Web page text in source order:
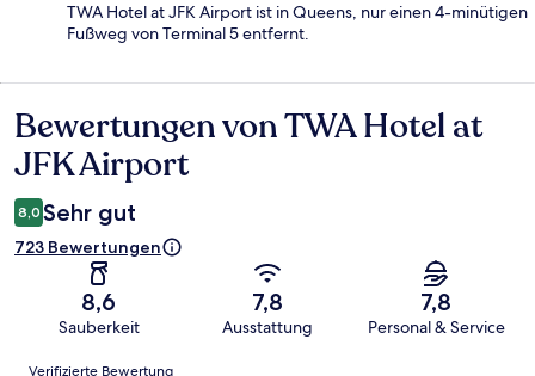
TWA Hotel at JFK Airport ist in Queens, nur einen 4-minütigen
Fußweg von Terminal 5 entfernt.
Bewertungen
Bewertungen von TWA Hotel at
JFK Airport
8,0 Sehr gut
723 Bewertungen
8,6
Sauberkeit
7,8
Ausstattung
7,8
Personal & Service
Bewertungen
Verifizierte Bewertung